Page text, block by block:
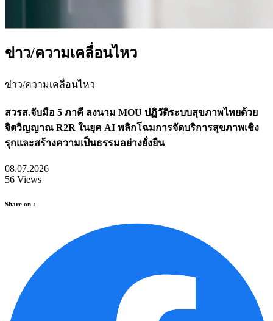
ข่าว/ความเคลื่อนไหว
ข่าว/ความเคลื่อนไหว
สวรส.จับมือ 5 ภาคี ลงนาม MOU ปฏิวัติระบบสุขภาพไทยด้วย
จิตวิญญาณ R2R ในยุค AI พลิกโฉมการจัดบริการสุขภาพเชิง
รุกและสร้างความเป็นธรรมอย่างยั่งยืน
08.07.2026
56 Views
Share on :